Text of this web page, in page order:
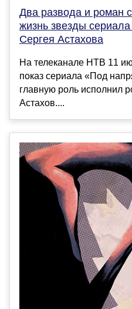
Два развода и роман
жизнь звезды
Сергея Астахова
На телеканале НТВ 11
показ сериала «Под
главную роль исполнил
Астахов....